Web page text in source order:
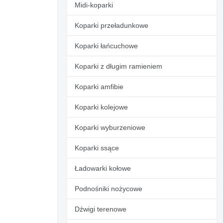
Midi-koparki
Koparki przeładunkowe
Koparki łańcuchowe
Koparki z długim ramieniem
Koparki amfibie
Koparki kolejowe
Koparki wyburzeniowe
Koparki ssące
Ładowarki kołowe
Podnośniki nożycowe
Dźwigi terenowe